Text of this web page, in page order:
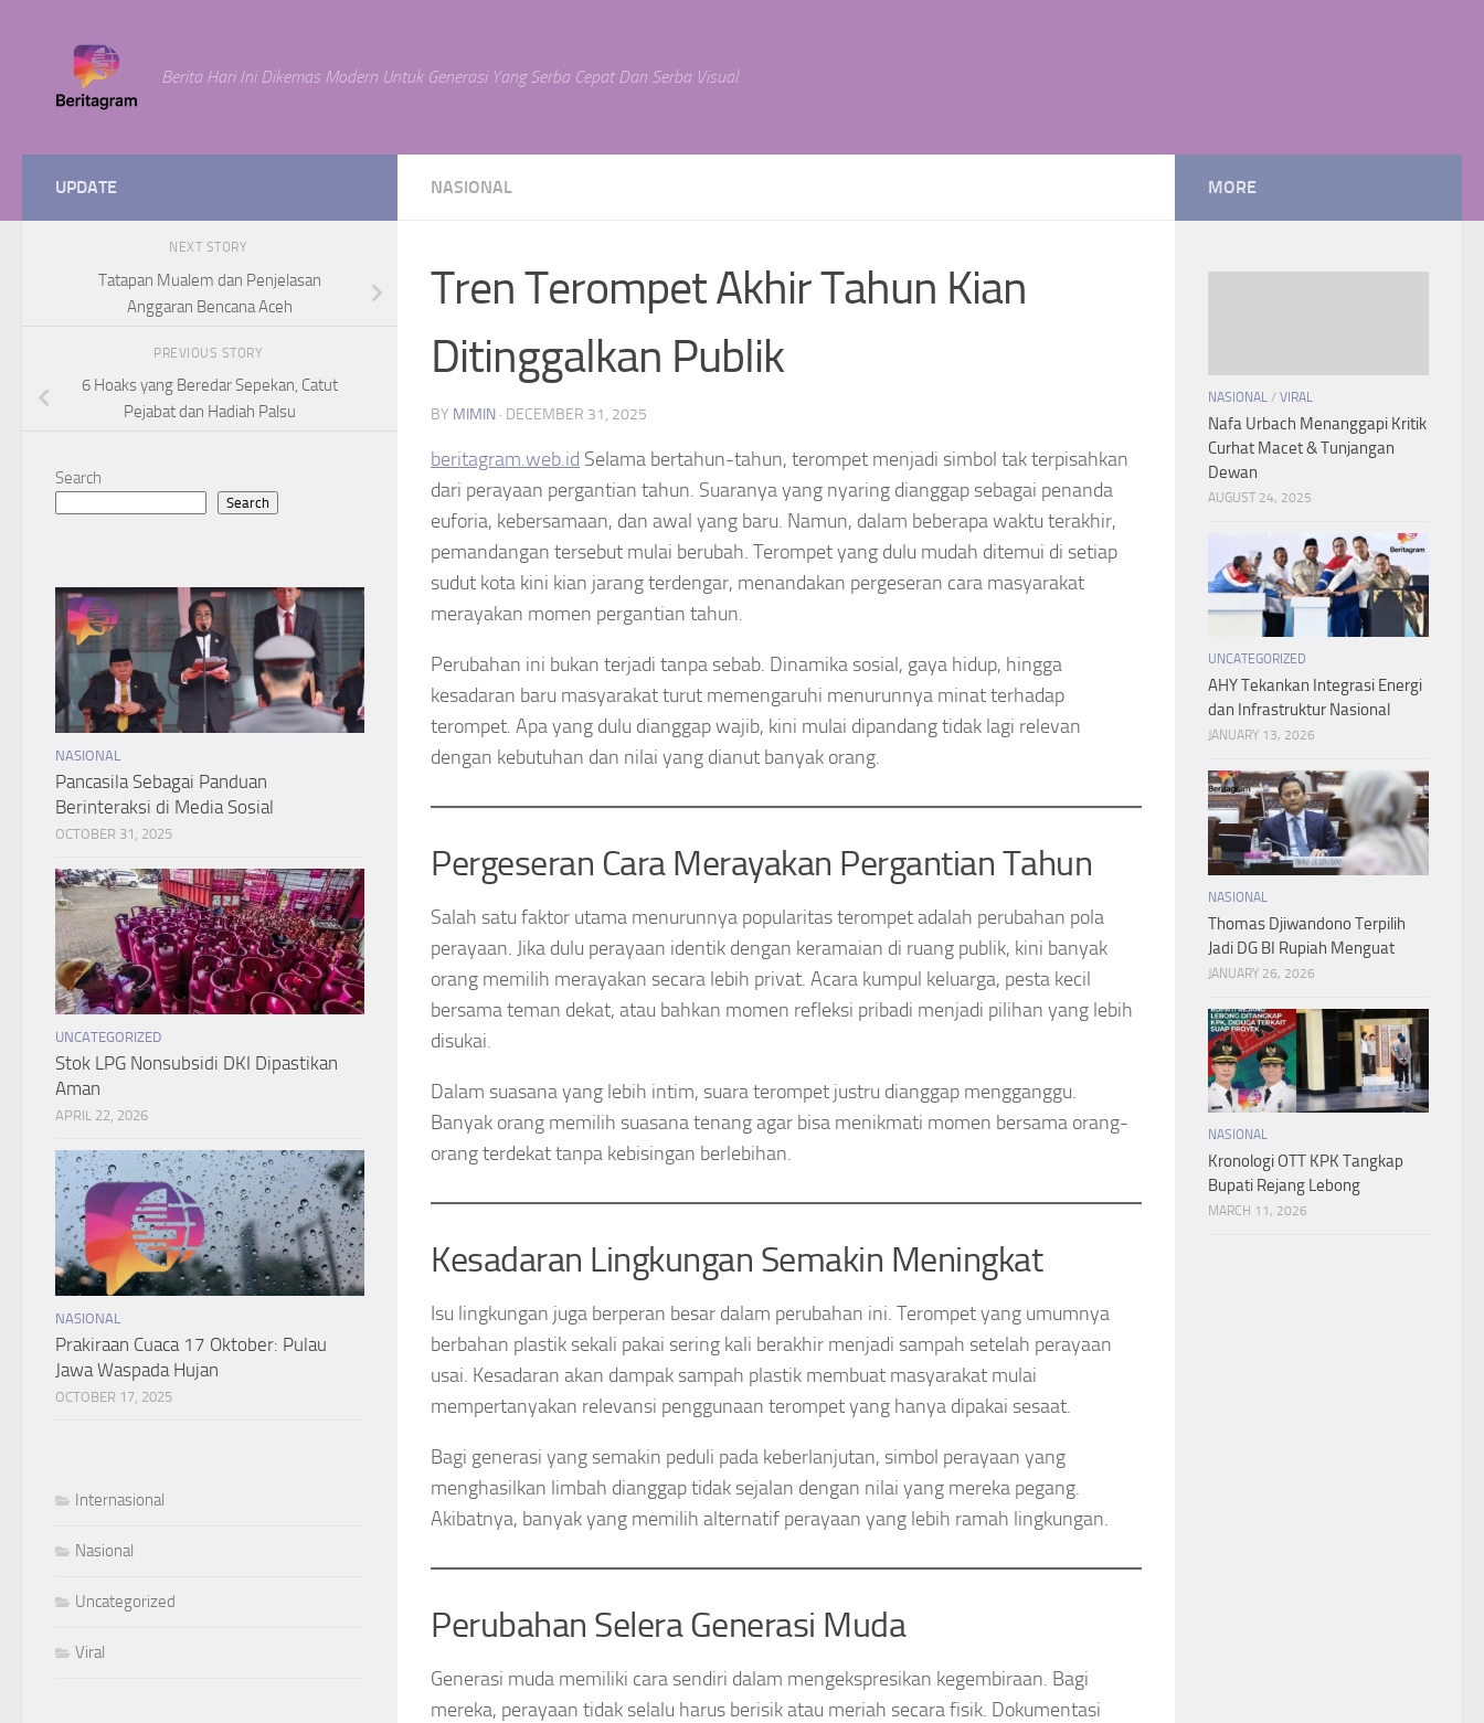
Berita Hari Ini Dikemas Modern Untuk Generasi Yang Serba Cepat Dan Serba Visual.
NASIONAL
Tren Terompet Akhir Tahun Kian
Ditinggalkan Publik
BY MIMIN · DECEMBER 31, 2025
beritagram.web.id Selama bertahun-tahun, terompet menjadi simbol tak terpisahkan
dari perayaan pergantian tahun. Suaranya yang nyaring dianggap sebagai penanda
euforia, kebersamaan, dan awal yang baru. Namun, dalam beberapa waktu terakhir,
pemandangan tersebut mulai berubah. Terompet yang dulu mudah ditemui di setiap
sudut kota kini kian jarang terdengar, menandakan pergeseran cara masyarakat
merayakan momen pergantian tahun.
Perubahan ini bukan terjadi tanpa sebab. Dinamika sosial, gaya hidup, hingga
kesadaran baru masyarakat turut memengaruhi menurunnya minat terhadap
terompet. Apa yang dulu dianggap wajib, kini mulai dipandang tidak lagi relevan
dengan kebutuhan dan nilai yang dianut banyak orang.
Pergeseran Cara Merayakan Pergantian Tahun
Salah satu faktor utama menurunnya popularitas terompet adalah perubahan pola
perayaan. Jika dulu perayaan identik dengan keramaian di ruang publik, kini banyak
orang memilih merayakan secara lebih privat. Acara kumpul keluarga, pesta kecil
bersama teman dekat, atau bahkan momen refleksi pribadi menjadi pilihan yang lebih
disukai.
Dalam suasana yang lebih intim, suara terompet justru dianggap mengganggu.
Banyak orang memilih suasana tenang agar bisa menikmati momen bersama orang-
orang terdekat tanpa kebisingan berlebihan.
Kesadaran Lingkungan Semakin Meningkat
Isu lingkungan juga berperan besar dalam perubahan ini. Terompet yang umumnya
berbahan plastik sekali pakai sering kali berakhir menjadi sampah setelah perayaan
usai. Kesadaran akan dampak sampah plastik membuat masyarakat mulai
mempertanyakan relevansi penggunaan terompet yang hanya dipakai sesaat.
Bagi generasi yang semakin peduli pada keberlanjutan, simbol perayaan yang
menghasilkan limbah dianggap tidak sejalan dengan nilai yang mereka pegang.
Akibatnya, banyak yang memilih alternatif perayaan yang lebih ramah lingkungan.
Perubahan Selera Generasi Muda
Generasi muda memiliki cara sendiri dalam mengekspresikan kegembiraan. Bagi
mereka, perayaan tidak selalu harus berisik atau meriah secara fisik. Dokumentasi
UPDATE
NEXT STORY
Tatapan Mualem dan Penjelasan
Anggaran Bencana Aceh
PREVIOUS STORY
6 Hoaks yang Beredar Sepekan, Catut
Pejabat dan Hadiah Palsu
Search
Search
NASIONAL
Pancasila Sebagai Panduan
Berinteraksi di Media Sosial
OCTOBER 31, 2025
UNCATEGORIZED
Stok LPG Nonsubsidi DKI Dipastikan
Aman
APRIL 22, 2026
NASIONAL
Prakiraan Cuaca 17 Oktober: Pulau
Jawa Waspada Hujan
OCTOBER 17, 2025
Internasional
Nasional
Uncategorized
Viral
MORE
NASIONAL / VIRAL
Nafa Urbach Menanggapi Kritik
Curhat Macet & Tunjangan
Dewan
AUGUST 24, 2025
UNCATEGORIZED
AHY Tekankan Integrasi Energi
dan Infrastruktur Nasional
JANUARY 13, 2026
NASIONAL
Thomas Djiwandono Terpilih
Jadi DG BI Rupiah Menguat
JANUARY 26, 2026
NASIONAL
Kronologi OTT KPK Tangkap
Bupati Rejang Lebong
MARCH 11, 2026